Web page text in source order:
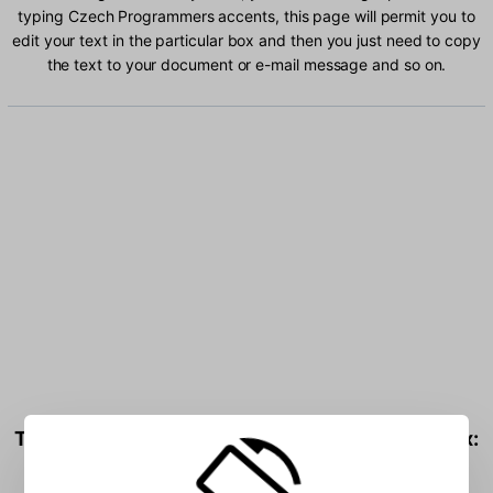
typing Czech Programmers accents, this page will permit you to
edit your text in the particular box and then you just need to copy
the text to your document or e-mail message and so on.
Type Czech Programmers characters into the box: